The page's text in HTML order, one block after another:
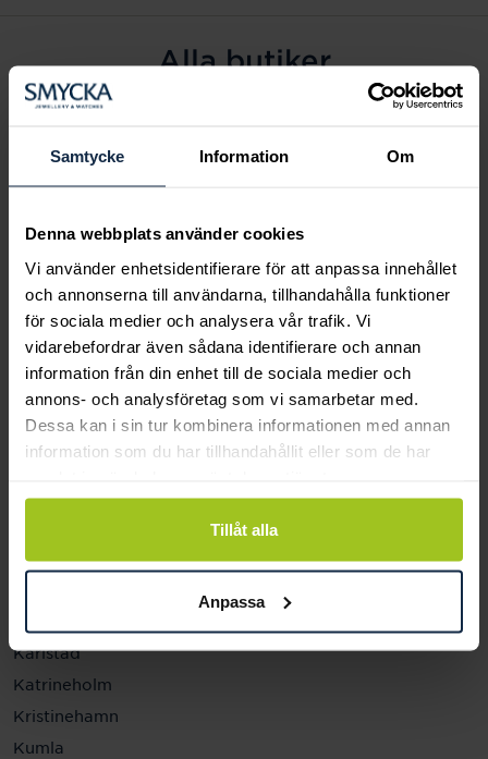
Samtycke Information Om
Denna webbplats använder cookies
Vi använder enhetsidentifierare för att anpassa innehållet
och annonserna till användarna, tillhandahålla funktioner
för sociala medier och analysera vår trafik. Vi
vidarebefordrar även sådana identifierare och annan
information från din enhet till de sociala medier och
annons- och analysföretag som vi samarbetar med.
Dessa kan i sin tur kombinera informationen med annan
information som du har tillhandahållit eller som de har
Tillåt alla
Anpassa
Alla butiker
Alingsås
Arvidsjaur
Eksjö
Fagersta
Farsta
Gävle
Halmstad
Halmstad Hallarna
Haninge
Helsingborg
Jönköping
Karlstad
Katrineholm
Kristinehamn
Kumla